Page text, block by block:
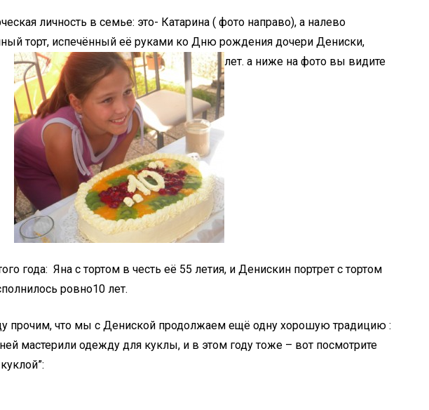
личность в семье: это- Катарина ( фото направо), а налево
торт, испечённый её руками ко Дню рождения дочери Дениски,
лет. а ниже на фото вы видите
года: Яна с тортом в честь её 55 летия, и Денискин портрет с тортом
ровно10 лет.
прочим, что мы с Дениской продолжаем ещё одну хорошую традицию :
мастерили одежду для куклы, и в этом году тоже – вот посмотрите